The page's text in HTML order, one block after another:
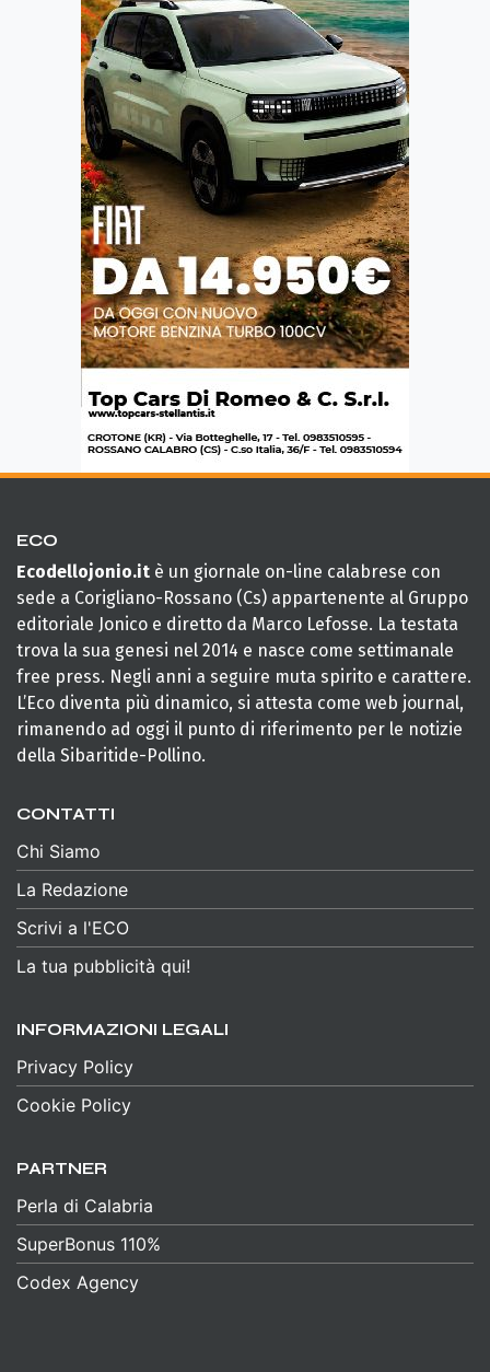
ECO
Ecodellojonio.it è un giornale on-line calabrese con
sede a Corigliano-Rossano (Cs) appartenente al Gruppo
editoriale Jonico e diretto da Marco Lefosse. La testata
trova la sua genesi nel 2014 e nasce come settimanale
free press. Negli anni a seguire muta spirito e carattere.
L’Eco diventa più dinamico, si attesta come web journal,
rimanendo ad oggi il punto di riferimento per le notizie
della Sibaritide-Pollino.
CONTATTI
Chi Siamo
La Redazione
Scrivi a l'ECO
La tua pubblicità qui!
INFORMAZIONI LEGALI
Privacy Policy
Cookie Policy
PARTNER
Perla di Calabria
SuperBonus 110%
Codex Agency